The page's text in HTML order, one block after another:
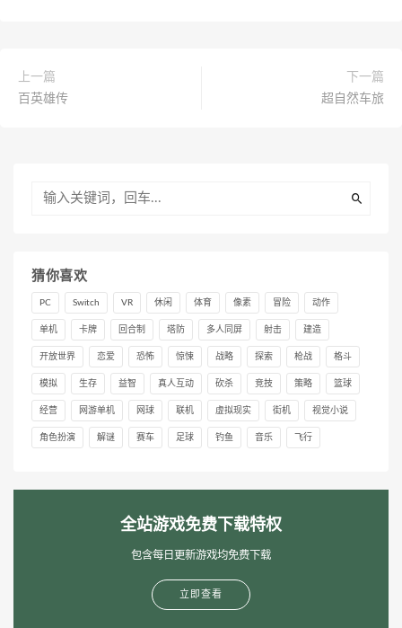
上一篇
百英雄传
下一篇
超自然车旅
猜你喜欢
PC Switch VR 休闲 体育 像素 冒险 动作
单机 卡牌 回合制 塔防 多人同屏 射击 建造
开放世界 恋爱 恐怖 惊悚 战略 探索 枪战 格斗
模拟 生存 益智 真人互动 砍杀 竞技 策略 篮球
经营 网游单机 网球 联机 虚拟现实 街机 视觉小说
角色扮演 解谜 赛车 足球 钓鱼 音乐 飞行
全站游戏免费下载特权
包含每日更新游戏均免费下载
立即查看